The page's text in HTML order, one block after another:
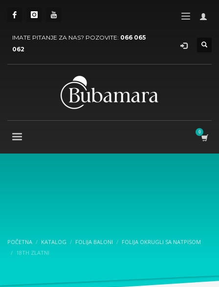
IMATE PITANJE ZA NAS? POZOVITE: 066 065
062
POČETNA KATALOG FOLIJA BALONI
FOLIJA OKRUGLI SA NATPISOM
18TH ZLATNI